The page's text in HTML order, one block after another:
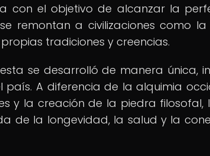
con el objetivo de alcanzar la
remontan a civilizaciones como la
tradiciones y creencias.
se desarrolló de manera única,
A diferencia de la alquimia
y la creación de la piedra filosofal,
de la longevidad, la salud y la